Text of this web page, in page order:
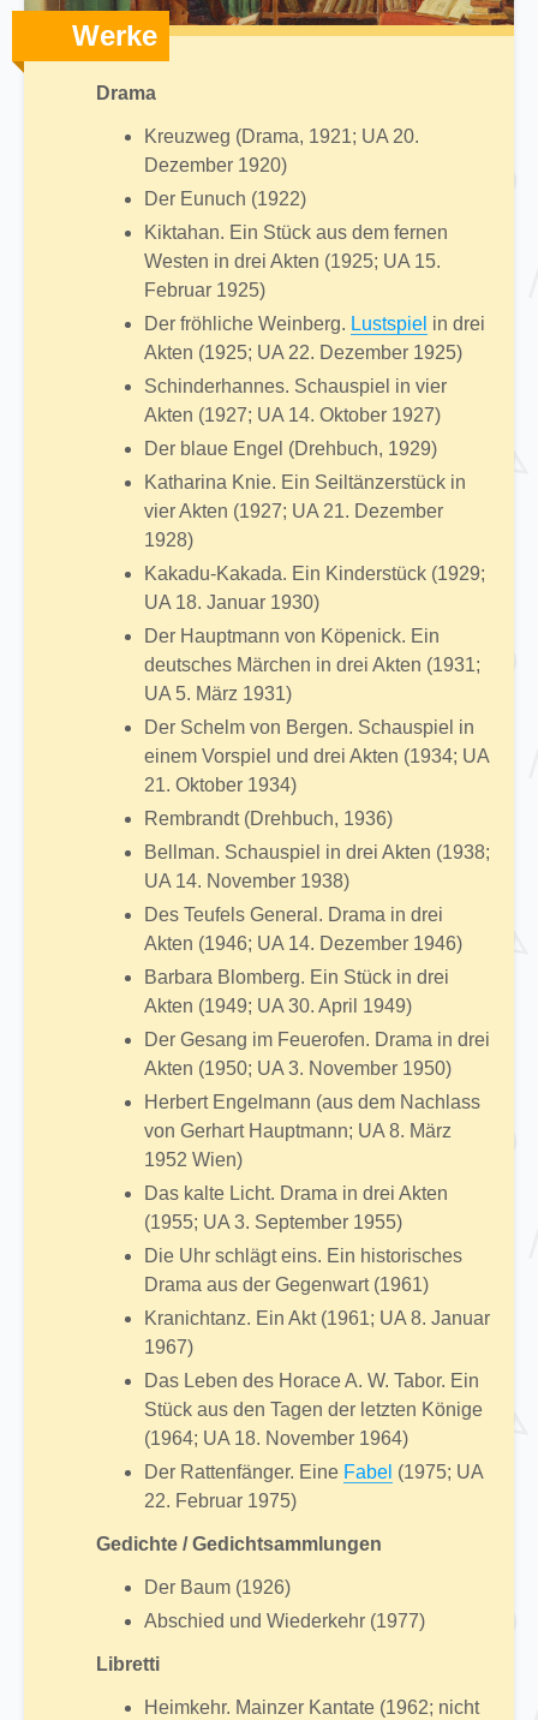
Werke
Drama
Kreuzweg (Drama, 1921; UA 20.
Dezember 1920)
Der Eunuch (1922)
Kiktahan. Ein Stück aus dem fernen
Westen in drei Akten (1925; UA 15.
Februar 1925)
Der fröhliche Weinberg. Lustspiel in drei
Akten (1925; UA 22. Dezember 1925)
Schinderhannes. Schauspiel in vier
Akten (1927; UA 14. Oktober 1927)
Der blaue Engel (Drehbuch, 1929)
Katharina Knie. Ein Seiltänzerstück in
vier Akten (1927; UA 21. Dezember
1928)
Kakadu-Kakada. Ein Kinderstück (1929;
UA 18. Januar 1930)
Der Hauptmann von Köpenick. Ein
deutsches Märchen in drei Akten (1931;
UA 5. März 1931)
Der Schelm von Bergen. Schauspiel in
einem Vorspiel und drei Akten (1934; UA
21. Oktober 1934)
Rembrandt (Drehbuch, 1936)
Bellman. Schauspiel in drei Akten (1938;
UA 14. November 1938)
Des Teufels General. Drama in drei
Akten (1946; UA 14. Dezember 1946)
Barbara Blomberg. Ein Stück in drei
Akten (1949; UA 30. April 1949)
Der Gesang im Feuerofen. Drama in drei
Akten (1950; UA 3. November 1950)
Herbert Engelmann (aus dem Nachlass
von Gerhart Hauptmann; UA 8. März
1952 Wien)
Das kalte Licht. Drama in drei Akten
(1955; UA 3. September 1955)
Die Uhr schlägt eins. Ein historisches
Drama aus der Gegenwart (1961)
Kranichtanz. Ein Akt (1961; UA 8. Januar
1967)
Das Leben des Horace A. W. Tabor. Ein
Stück aus den Tagen der letzten Könige
(1964; UA 18. November 1964)
Der Rattenfänger. Eine Fabel (1975; UA
22. Februar 1975)
Gedichte / Gedichtsammlungen
Der Baum (1926)
Abschied und Wiederkehr (1977)
Libretti
Heimkehr. Mainzer Kantate (1962; nicht